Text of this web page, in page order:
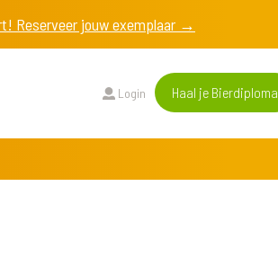
Reserveer jouw exemplaar →
Login Haal je Bierdiploma